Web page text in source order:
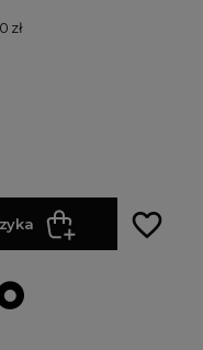
zł
favorite_border